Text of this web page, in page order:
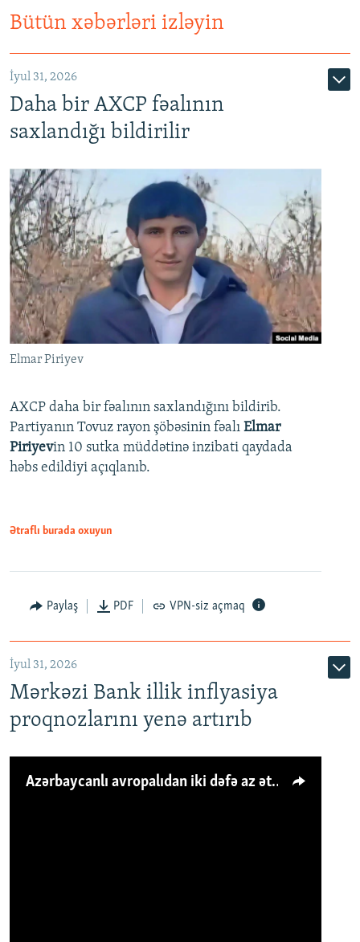
Bütün xəbərləri izləyin
İyul 31, 2026
Daha bir AXCP fəalının
saxlandığı bildirilir
Elmar Piriyev
AXCP daha bir fəalının saxlandığını bildirib.
Partiyanın Tovuz rayon şöbəsinin fəalı Elmar
Piriyevin 10 sutka müddətinə inzibati qaydada
həbs edildiyi açıqlanıb.
Ətraflı burada oxuyun
Paylaş PDF VPN-siz açmaq
İyul 31, 2026
Mərkəzi Bank illik inflyasiya
proqnozlarını yenə artırıb
Azərbaycanlı avropalıdan iki dəfə az ət yeyir, amma... 'Qiymət artımı qaçılmazdır'